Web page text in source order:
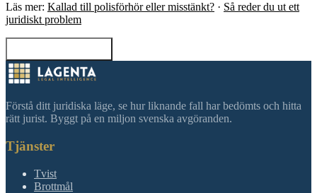
Läs mer: Kallad till polisförhör eller misstänkt? · Så reder du ut ett
juridiskt problem
Förstå ditt juridiska läge, se hur liknande fall har bedömts och hitta
rätt jurist. Byggt på en miljon svenska avgöranden.
Tjänster
Tvist
Brottmål